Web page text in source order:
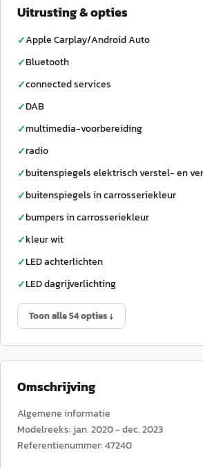
Uitrusting & opties
✓Apple Carplay/Android Auto
✓Bluetooth
✓connected services
✓DAB
✓multimedia-voorbereiding
✓radio
✓buitenspiegels elektrisch verstel- en
✓buitenspiegels in carrosseriekleur
✓bumpers in carrosseriekleur
✓kleur wit
✓LED achterlichten
✓LED dagrijverlichting
Toon alle 54 opties ↓
Omschrijving
Algemene informatie
Modelreeks: jan. 2020 - dec. 2023
Referentienummer: 47240